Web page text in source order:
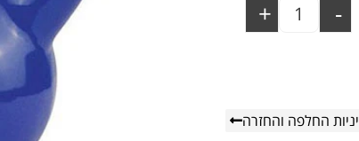
-
+
החלפה והחזרה